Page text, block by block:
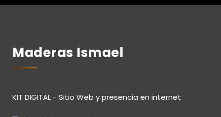
Maderas Ismael
KIT DIGITAL - Sitio Web y presencia en internet